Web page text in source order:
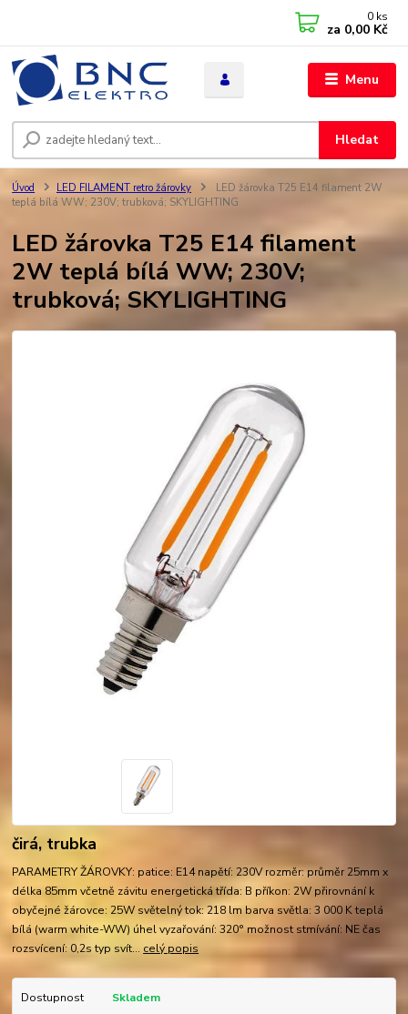
Menu
Hledat
0 ks
za 0,00 Kč
Úvod LED FILAMENT retro žárovky
LED žárovka T25 E14 filament 2W
teplá bílá WW; 230V; trubková; SKYLIGHTING
LED žárovka T25 E14 filament
2W teplá bílá WW; 230V;
trubková; SKYLIGHTING
čirá, trubka
PARAMETRY ŽÁROVKY: patice: E14 napětí: 230V rozměr: průměr 25mm x
délka 85mm včetně závitu energetická třída: B příkon: 2W přirovnání k
obyčejné žárovce: 25W světelný tok: 218 lm barva světla: 3 000 K teplá
bílá (warm white-WW) úhel vyzařování: 320° možnost stmívání: NE čas
rozsvícení: 0,2s typ svít... celý popis
Dostupnost
Skladem